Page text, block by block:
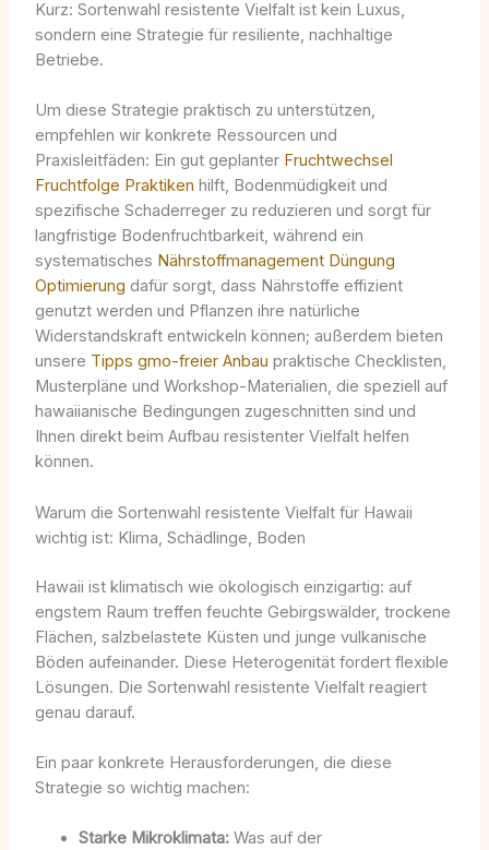
Kurz: Sortenwahl resistente Vielfalt ist kein Luxus,
sondern eine Strategie für resiliente, nachhaltige
Betriebe.
Um diese Strategie praktisch zu unterstützen,
empfehlen wir konkrete Ressourcen und
Praxisleitfäden: Ein gut geplanter Fruchtwechsel
Fruchtfolge Praktiken hilft, Bodenmüdigkeit und
spezifische Schaderreger zu reduzieren und sorgt für
langfristige Bodenfruchtbarkeit, während ein
systematisches Nährstoffmanagement Düngung
Optimierung dafür sorgt, dass Nährstoffe effizient
genutzt werden und Pflanzen ihre natürliche
Widerstandskraft entwickeln können; außerdem bieten
unsere Tipps gmo-freier Anbau praktische Checklisten,
Musterpläne und Workshop-Materialien, die speziell auf
hawaiianische Bedingungen zugeschnitten sind und
Ihnen direkt beim Aufbau resistenter Vielfalt helfen
können.
Warum die Sortenwahl resistente Vielfalt für Hawaii
wichtig ist: Klima, Schädlinge, Boden
Hawaii ist klimatisch wie ökologisch einzigartig: auf
engstem Raum treffen feuchte Gebirgswälder, trockene
Flächen, salzbelastete Küsten und junge vulkanische
Böden aufeinander. Diese Heterogenität fordert flexible
Lösungen. Die Sortenwahl resistente Vielfalt reagiert
genau darauf.
Ein paar konkrete Herausforderungen, die diese
Strategie so wichtig machen:
Starke Mikroklimata:Was auf der